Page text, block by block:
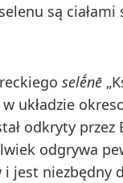
są ciałami
selḗnē
układzie
odkryty
odgrywa
jest niezbędny